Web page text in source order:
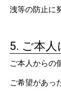
洩等の防止に
5. ご本
ご本人からの
ご希望があっ